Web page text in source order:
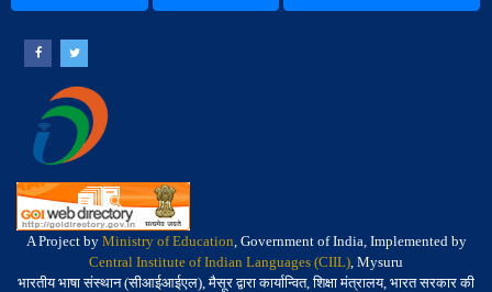
A Project by Ministry of Education, Government of India, Implemented by
Central Institute of Indian Languages (CIIL), Mysuru
भारतीय भाषा संस्थान (सीआईआईएल), मैसूर द्वारा कार्यान्वित, शिक्षा मंत्रालय, भारत सरकार की